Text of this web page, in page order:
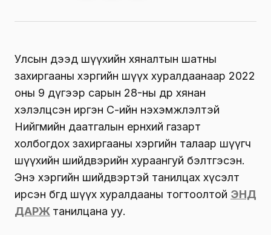
Улсын дээд шүүхийн хяналтын шатны
захиргааны хэргийн шүүх хуралдаанаар 2022
оны 9 дүгээр сарын 28-ны өдөр хянан
хэлэлцсэн иргэн С-ийн нэхэмжлэлтэй
Нийгмийн даатгалын ерөнхий газарт
холбогдох захиргааны хэргийн талаар шүүгч
шүүхийн шийдвэрийн хураангуй бэлтгэсэн.
Энэ хэргийн шийдвэртэй танилцах хүсэлт
ирсэн бөгөөд шүүх хуралдааны тогтоолтой ЭНД
ДАРЖ танилцана уу.